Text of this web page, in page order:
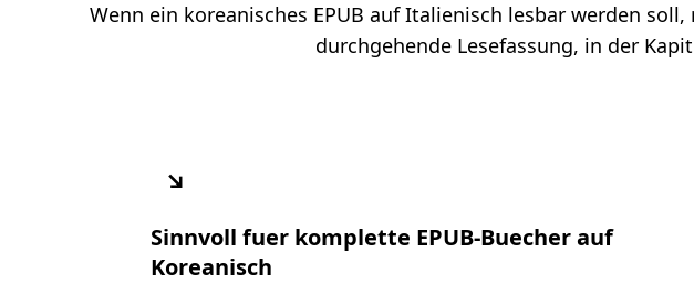
Wenn ein koreanisches EPUB auf Italienisch lesbar werden
durchgehende Lesefassung, in der
↘
Sinnvoll fuer komplette EPUB-Buecher auf
Koreanisch